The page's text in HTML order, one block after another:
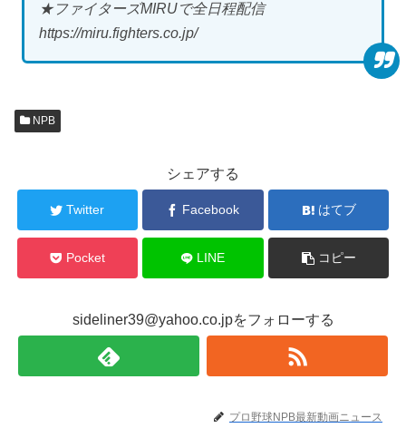
★ファイターズMIRUで全日程配信
https://miru.fighters.co.jp/
NPB
シェアする
Twitter Facebook はてブ
Pocket LINE コピー
sideliner39@yahoo.co.jpをフォローする
プロ野球NPB最新動画ニュース